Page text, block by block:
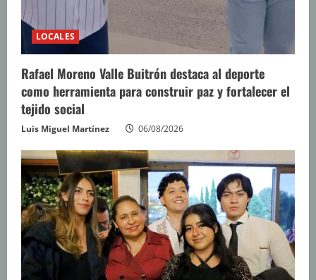
LOCALES
Rafael Moreno Valle Buitrón destaca al deporte
como herramienta para construir paz y fortalecer el
tejido social
Luis Miguel Martínez 06/08/2026